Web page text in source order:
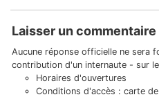
Laisser un
Aucune réponse officielle ne sera
contribution d'un internaute - sur
Horaires d'ouvertures
Conditions d'accès : carte